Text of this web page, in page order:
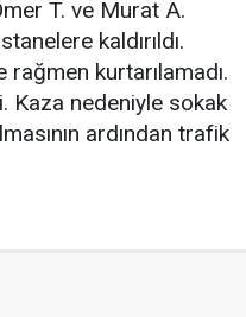
T. ve Murat A.
kaldırıldı.
rağmen kurtarılamadı.
Kaza nedeniyle sokak
ardından trafik